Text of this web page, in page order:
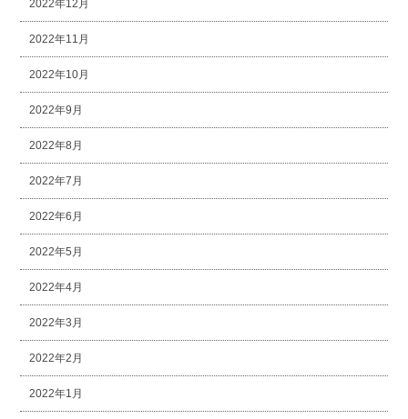
2022年12月
2022年11月
2022年10月
2022年9月
2022年8月
2022年7月
2022年6月
2022年5月
2022年4月
2022年3月
2022年2月
2022年1月